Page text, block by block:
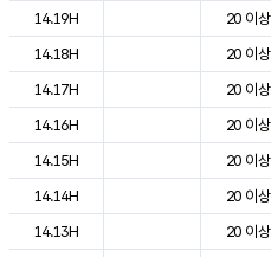
14.19H
20 이상
14.18H
20 이상
14.17H
20 이상
14.16H
20 이상
14.15H
20 이상
14.14H
20 이상
14.13H
20 이상